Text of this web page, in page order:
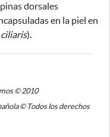
dorsales
en la piel en
).
© 2010
© Todos los derechos